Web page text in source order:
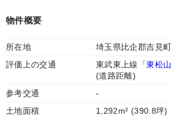
物件概要
所在地 埼玉県比企郡吉見町
評価上の交通
東武東上線「東松山
(道路距離)
参考交通
-
土地面積
1,292m² (390.8坪)